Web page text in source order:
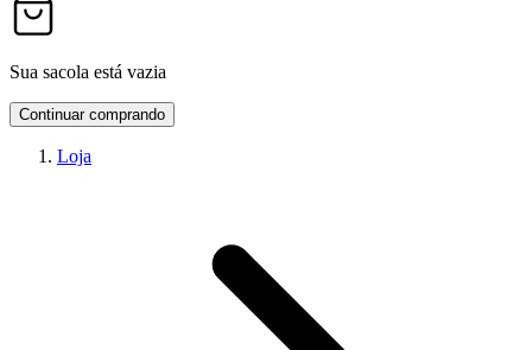
Sua sacola está vazia
Continuar comprando
Loja